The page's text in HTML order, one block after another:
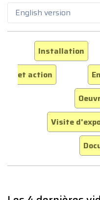
English version
Installation
et action
Visite